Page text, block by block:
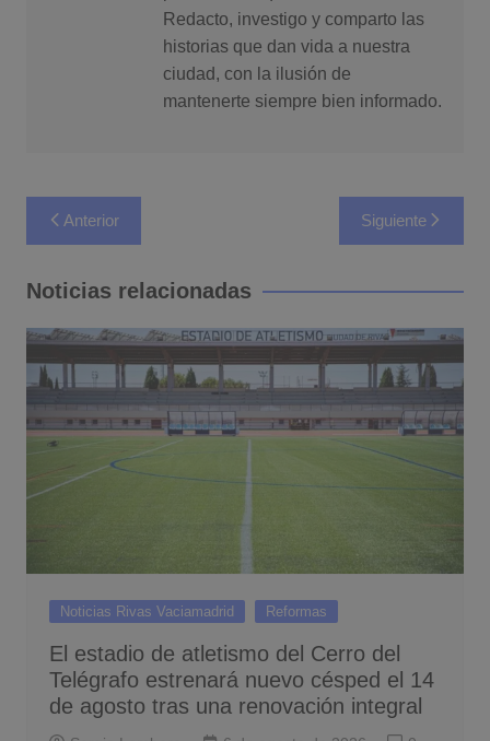
Redacto, investigo y comparto las
historias que dan vida a nuestra
ciudad, con la ilusión de
mantenerte siempre bien informado.
Navegación
de
entradas
Anterior Siguiente
Noticias relacionadas
Noticias Rivas Vaciamadrid Reformas
El estadio de atletismo del Cerro del
Telégrafo estrenará nuevo césped el 14
de agosto tras una renovación integral